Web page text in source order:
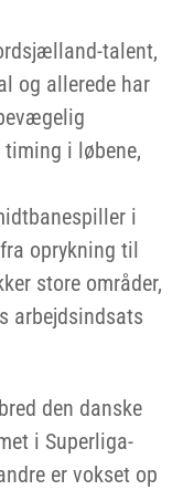
talent,
og allerede har
i løbene,
i
oprykning til
store områder,
arbejdsindsats
den danske
i Superliga-
er vokset op